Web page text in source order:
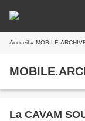
Accueil »
La CAVAM